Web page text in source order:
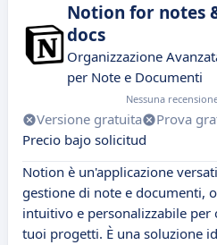
Notion for notes
docs
Organizzazione
per Note e Documenti
Nessuna
Versione gratuita Prova
Precio bajo solicitud
Notion è un'applicazione
gestione di note e documenti,
intuitivo e personalizzabile per
tuoi progetti. È una soluzione